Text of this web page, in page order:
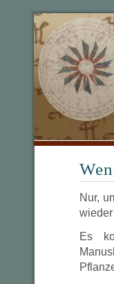
Nur,
Es